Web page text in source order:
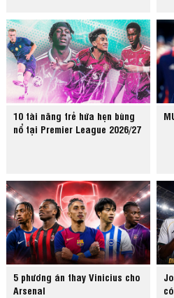
10 tài năng trẻ hứa hẹn bùng
nổ tại Premier League 2026/27
5 phương án thay Vinicius cho
Arsenal